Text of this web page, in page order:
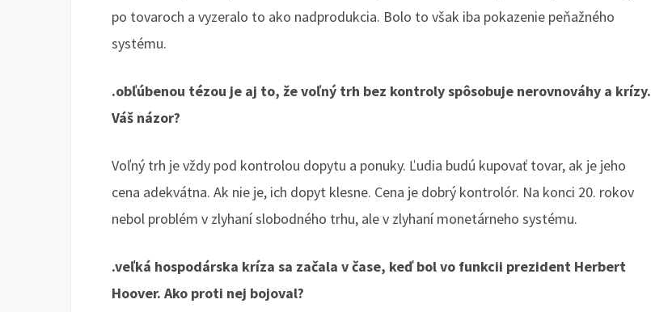
po tovaroch a vyzeralo to ako nadprodukcia. Bolo to však iba pokazenie peňažného
systému.
.obľúbenou tézou je aj to, že voľný trh bez kontroly spôsobuje nerovnováhy a krízy.
Váš názor?
Voľný trh je vždy pod kontrolou dopytu a ponuky. Ľudia budú kupovať tovar, ak je jeho
cena adekvátna. Ak nie je, ich dopyt klesne. Cena je dobrý kontrolór. Na konci 20. rokov
nebol problém v zlyhaní slobodného trhu, ale v zlyhaní monetárneho systému.
.veľká hospodárska kríza sa začala v čase, keď bol vo funkcii prezident Herbert
Hoover. Ako proti nej bojoval?